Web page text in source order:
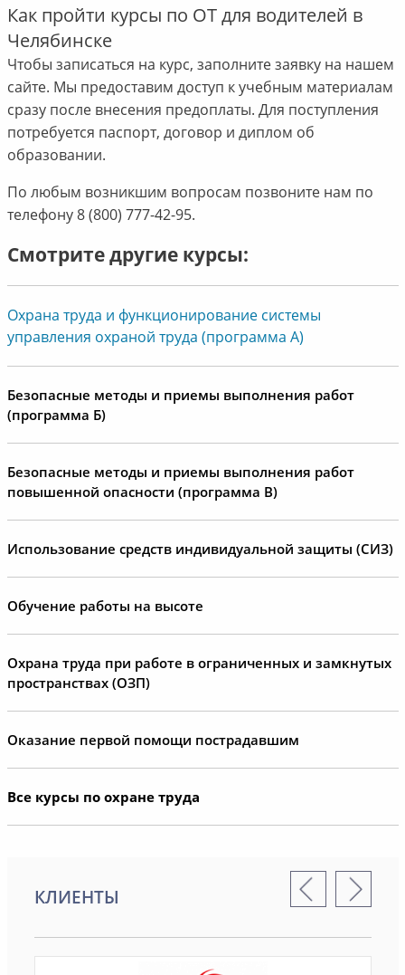
Как пройти курсы по ОТ для водителей в
Челябинске
Чтобы записаться на курс, заполните заявку на нашем
сайте. Мы предоставим доступ к учебным материалам
сразу после внесения предоплаты. Для поступления
потребуется паспорт, договор и диплом об
образовании.
По любым возникшим вопросам позвоните нам по
телефону 8 (800) 777-42-95.
Смотрите другие курсы:
Охрана труда и функционирование системы
управления охраной труда (программа А)
Безопасные методы и приемы выполнения работ
(программа Б)
Безопасные методы и приемы выполнения работ
повышенной опасности (программа В)
Использование средств индивидуальной защиты (СИЗ)
Обучение работы на высоте
Охрана труда при работе в ограниченных и замкнутых
пространствах (ОЗП)
Оказание первой помощи пострадавшим
Все курсы по охране труда
КЛИЕНТЫ